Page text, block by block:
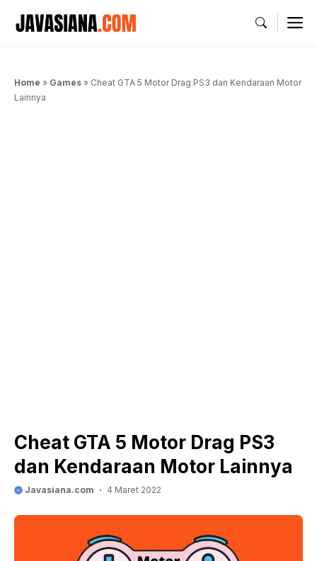
Home » Games » Cheat GTA 5 Motor Drag PS3 dan Kendaraan Motor
Lainnya
Cheat GTA 5 Motor Drag PS3
dan Kendaraan Motor Lainnya
Javasiana.com 4 Maret 2022